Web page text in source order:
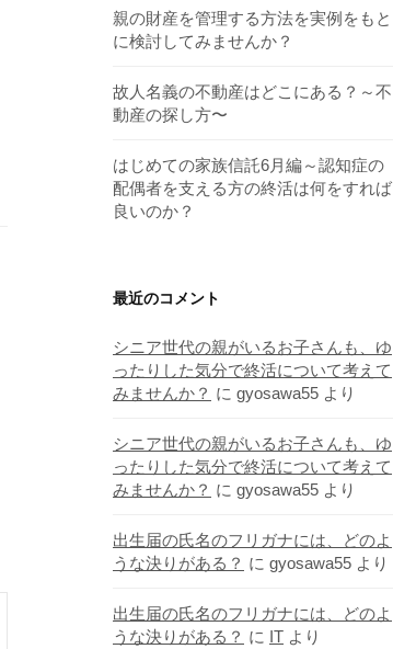
親の財産を管理する方法を実例をもと
に検討してみませんか？
故人名義の不動産はどこにある？～不
動産の探し方〜
はじめての家族信託6月編～認知症の
配偶者を支える方の終活は何をすれば
良いのか？
最近のコメント
シニア世代の親がいるお子さんも、ゆ
ったりした気分で終活について考えて
みませんか？ に gyosawa55 より
シニア世代の親がいるお子さんも、ゆ
ったりした気分で終活について考えて
みませんか？ に gyosawa55 より
出生届の氏名のフリガナには、どのよ
うな決りがある？ に gyosawa55 より
出生届の氏名のフリガナには、どのよ
うな決りがある？ に IT より